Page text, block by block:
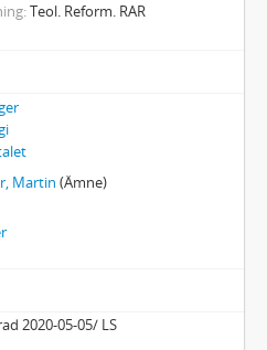
Teol. Reform. RAR
Martin (Ämne)
2020-05-05/ LS